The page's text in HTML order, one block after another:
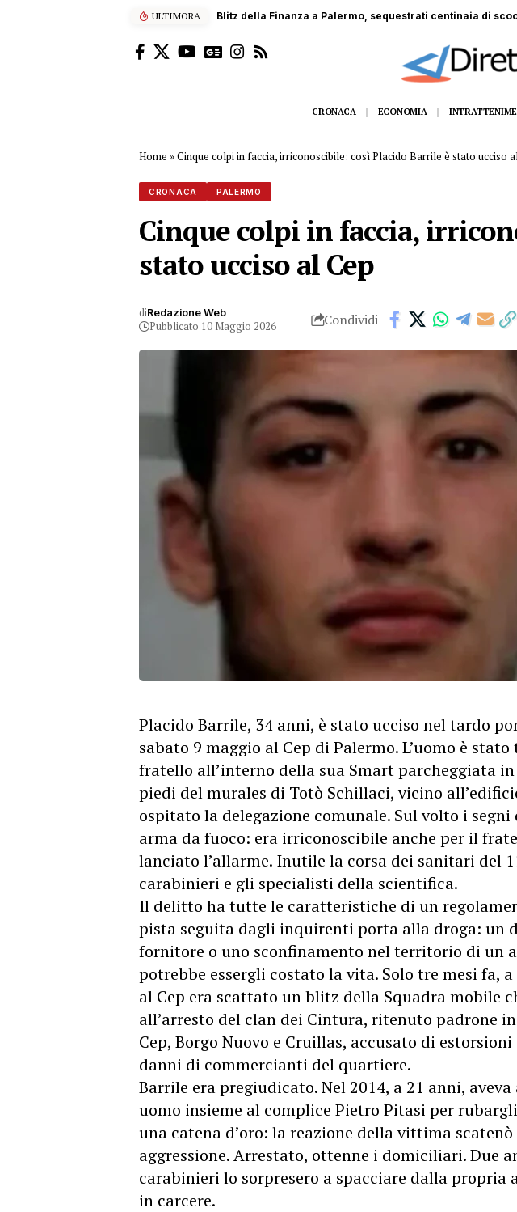
ULTIMORA Scalatore francese di 22 anni ferito a Monte Pellegrino:
CRONACA ECONOMIA
Home »Cinque colpi in faccia, irriconoscibile: così Placido Barrile è stato ucciso
CRONACA PALERMO
Cinque colpi in faccia,
stato ucciso al Cep
diRedazione Web
Pubblicato 10 Maggio 2026 Condividi
Placido Barrile, 34 anni, è stato ucciso nel tardo
sabato 9 maggio al Cep di Palermo. L’uomo è
fratello all’interno della sua Smart parcheggiata
piedi del murales di Totò Schillaci, vicino
ospitato la delegazione comunale. Sul volto i
arma da fuoco: era irriconoscibile anche per il
lanciato l’allarme. Inutile la corsa dei sanitari del
carabinieri e gli specialisti della scientifica.
Il delitto ha tutte le caratteristiche di un
pista seguita dagli inquirenti porta alla droga: un
fornitore o uno sconfinamento nel territorio di un
potrebbe essergli costato la vita. Solo tre mesi fa,
al Cep era scattato un blitz della Squadra mobile
all’arresto del clan dei Cintura, ritenuto padrone
Cep, Borgo Nuovo e Cruillas, accusato di estorsioni
danni di commercianti del quartiere.
Barrile era pregiudicato. Nel 2014, a 21 anni,
uomo insieme al complice Pietro Pitasi per
una catena d’oro: la reazione della vittima
aggressione. Arrestato, ottenne i domiciliari. Due
carabinieri lo sorpresero a spacciare dalla propria
in carcere.